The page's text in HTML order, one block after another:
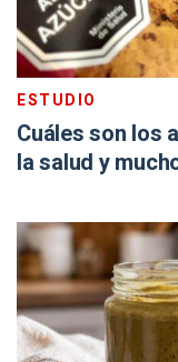
ESTUDIO
Cuáles son los
la salud y